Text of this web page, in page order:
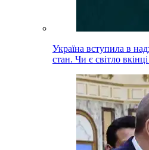
Україна вступила в
стан. Чи є світло